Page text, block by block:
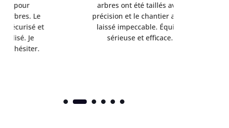
arbres ont été taillés avec
précision et le chantier a été
laissé impeccable. Équipe
sérieuse et efficace.